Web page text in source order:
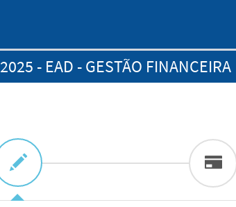
2025 - EAD - GESTÃO FINANCEIRA